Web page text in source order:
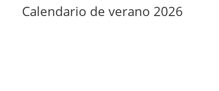
Calendario de verano 2026